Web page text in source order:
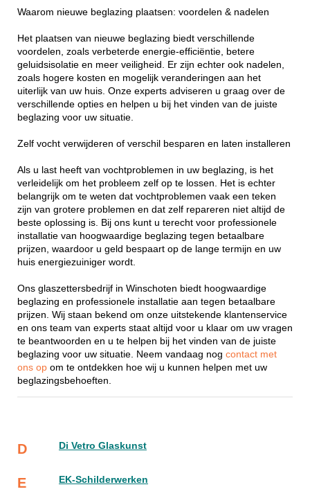
Waarom nieuwe beglazing plaatsen: voordelen & nadelen
Het plaatsen van nieuwe beglazing biedt verschillende
voordelen, zoals verbeterde energie-efficiëntie, betere
geluidsisolatie en meer veiligheid. Er zijn echter ook nadelen,
zoals hogere kosten en mogelijk veranderingen aan het
uiterlijk van uw huis. Onze experts adviseren u graag over de
verschillende opties en helpen u bij het vinden van de juiste
beglazing voor uw situatie.
Zelf vocht verwijderen of verschil besparen en laten installeren
Als u last heeft van vochtproblemen in uw beglazing, is het
verleidelijk om het probleem zelf op te lossen. Het is echter
belangrijk om te weten dat vochtproblemen vaak een teken
zijn van grotere problemen en dat zelf repareren niet altijd de
beste oplossing is. Bij ons kunt u terecht voor professionele
installatie van hoogwaardige beglazing tegen betaalbare
prijzen, waardoor u geld bespaart op de lange termijn en uw
huis energiezuiniger wordt.
Ons glaszettersbedrijf in Winschoten biedt hoogwaardige
beglazing en professionele installatie aan tegen betaalbare
prijzen. Wij staan bekend om onze uitstekende klantenservice
en ons team van experts staat altijd voor u klaar om uw vragen
te beantwoorden en u te helpen bij het vinden van de juiste
beglazing voor uw situatie. Neem vandaag nog contact met
ons op om te ontdekken hoe wij u kunnen helpen met uw
beglazingsbehoeften.
D Di Vetro Glaskunst
E EK-Schilderwerken